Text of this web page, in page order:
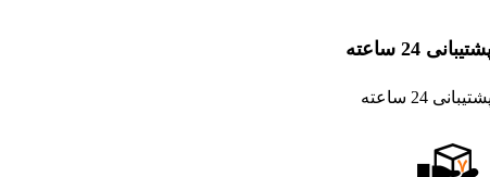
24 ساعته
24 ساعته